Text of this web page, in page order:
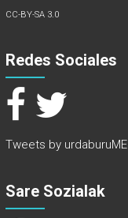
CC-BY-SA 3.0
Redes Sociales
Tweets by urdaburuME
Sare Sozialak